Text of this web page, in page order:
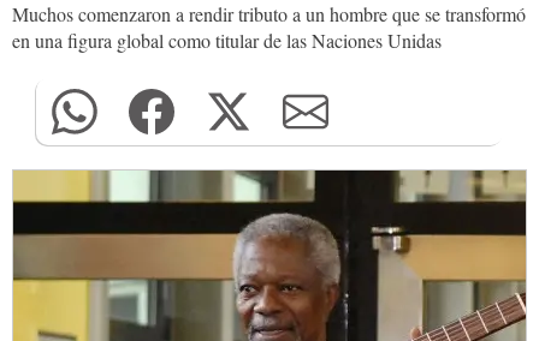
Muchos comenzaron a rendir tributo a un hombre que se transformó
en una figura global como titular de las Naciones Unidas